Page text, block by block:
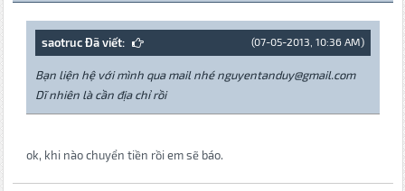
(07-05-2013, 10:36 AM)
saotruc Đã viết:
Bạn liện hệ với mình qua mail nhé nguyentanduy@gmail.com
Dĩ nhiên là cần địa chỉ rồi
ok, khi nào chuyển tiền rồi em sẽ báo.